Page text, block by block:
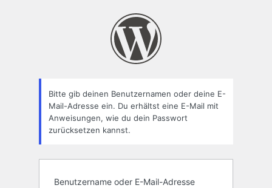
Bitte gib deinen Benutzernamen oder deine E-
Mail-Adresse ein. Du erhältst eine E-Mail mit
Anweisungen, wie du dein Passwort
zurücksetzen kannst.
Benutzername oder E-Mail-Adresse